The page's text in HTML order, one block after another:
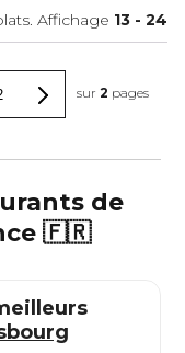
Affichage 13- 24
sur2 pages
de
🇫🇷